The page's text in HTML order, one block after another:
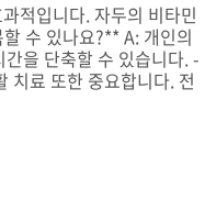
적입니다. 자두의 비타민
수 있나요?** A: 개인의
을 단축할 수 있습니다. -
치료 또한 중요합니다. 전